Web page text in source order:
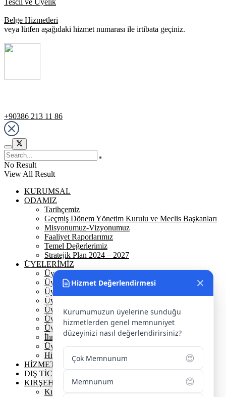
Tescil ve Üyelik
Belge Hizmetleri
veya lütfen aşağıdaki hizmet numarası ile irtibata geçiniz.
+90386 213 11 86
Hizmet Değerlendirmesi
Kurumumuzun üyelerine sunduğu
hizmetlerden genel memnuniyet
düzeyinizi nasıl değerlendirirsiniz?
Çok Memnunum 😍
Memnunum 😊
No Result
View All Result
KURUMSAL
ODAMIZ
Tarihçemiz
Geçmiş Dönem Yönetim Kurulu ve Meclis Başkanları
Misyonumuz-Vizyonumuz
Faaliyet Raporlarımız
Temel Değerlerimiz
Stratejik Plan 2024 – 2027
ÜYELERİMİZ
Üyelerimiz
Üyelik
Üyelik Ön Başvuru
Üyelik Avantajlarımız
Üye Danışmanına Sor
Üye Sorumluluklarımız
Üye Bilgi Güncelleme Formu
İhracat Danışmanına Sor
Üye Başarı Hikayeleri
Hizmet Standartları Tablosu
HİZMETLERİMİZ
DIŞ TİCARET
KIRŞEHİR
Kırşehir Tarihi